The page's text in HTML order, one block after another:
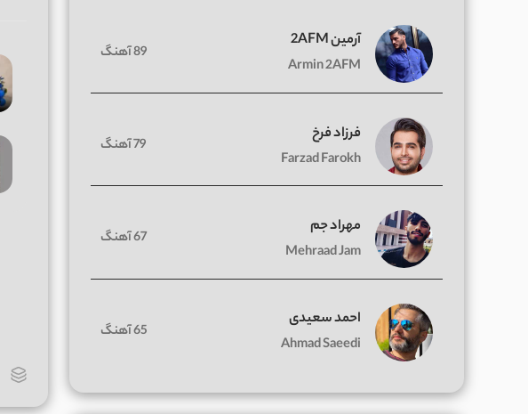
آرمین 2AFM
Armin 2AFM
89 آهنگ
فرزاد فرخ
Farzad Farokh
79 آهنگ
مهراد جم
Mehraad Jam
67 آهنگ
احمد سعیدی
Ahmad Saeedi
65 آهنگ